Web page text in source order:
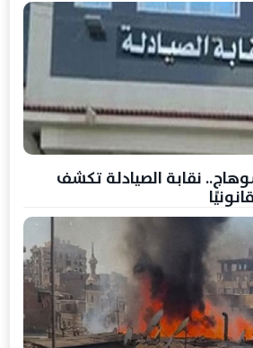
بسوهاج.. نقابة الصيادلة تكشف